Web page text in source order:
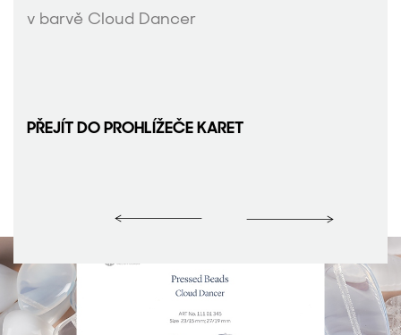
v barvě Cloud Dancer
PŘEJÍT DO PROHLÍŽEČE KARET